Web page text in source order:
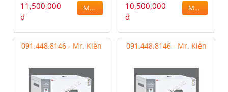
11,500,000
đ
MUA
10,500,000
đ
MUA
091.448.8146 - Mr. Kiên 091.448.8146 - Mr. Kiên